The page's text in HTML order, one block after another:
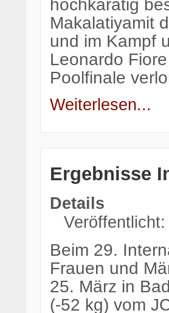
hochkarätig
Makalatiyamit
und im Kampf
Leonardo
Poolfinale
Weiterlesen...
Ergebnisse
Details
Beim 29.
Frauen und
25. März in
(-52 kg) vom